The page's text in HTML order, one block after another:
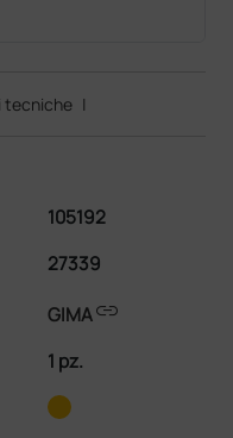
tecniche |
105192
27339
GIMAlink
1 pz.